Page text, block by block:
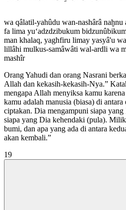
wa qâlatil-yahûdu wan-nashârâ
fa lima yu‘adzdzibukum
man khalaq, yaghfiru limay yasyâ'u
lillâhi mulkus-samâwâti wal-ardli wa
mashîr
Orang Yahudi dan orang Nasrani
Allah dan kekasih-kekasih-Nya.”
mengapa Allah menyiksa kamu
kamu adalah manusia (biasa) di
ciptakan. Dia mengampuni siapa
siapa yang Dia kehendaki (pula).
bumi, dan apa yang ada di antara
akan kembali.”
19